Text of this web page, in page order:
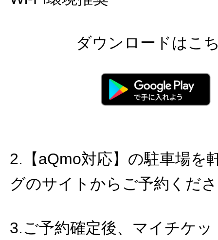
ダウンロードはこ
2.【aQmo対応】の駐車場を
グのサイトからご予約くだ
3.ご予約確定後、マイチケッ